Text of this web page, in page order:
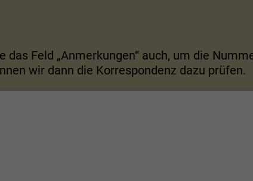
Feld „Anmerkungen“ auch, um die
wir dann die Korrespondenz dazu prüfen.